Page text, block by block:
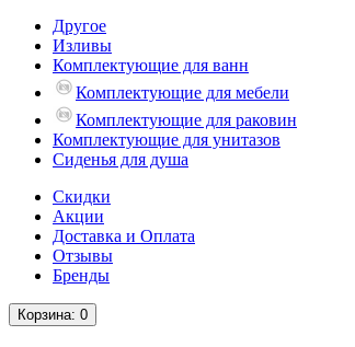
Другое
Изливы
Комплектующие для ванн
Комплектующие для мебели
Комплектующие для раковин
Комплектующие для унитазов
Сиденья для душа
Скидки
Акции
Доставка и Оплата
Отзывы
Бренды
Корзина: 0